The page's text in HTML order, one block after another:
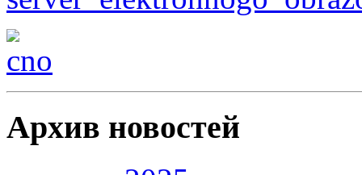
Архив новостей